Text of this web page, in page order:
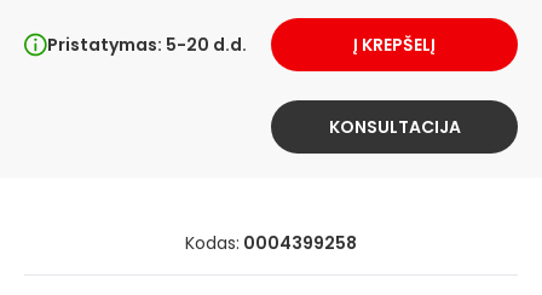
Pristatymas: 5-20 d.d. Į KREPŠELĮ
KONSULTACIJA
Kodas: 0004399258